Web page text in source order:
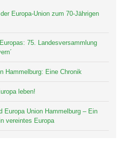
Europa-Union zum 70-Jährigen
75. Landesversammlung
Hammelburg: Eine Chronik
leben!
Europa Union Hammelburg – Ein
vereintes Europa